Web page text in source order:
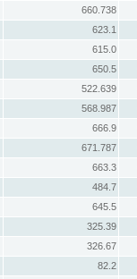
660.738
623.1
615.0
650.5
522.639
568.987
666.9
671.787
663.3
484.7
645.5
325.39
326.67
82.2